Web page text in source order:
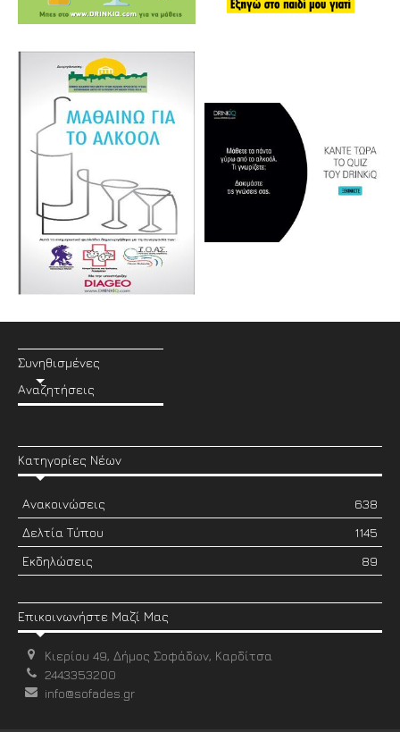
Συνηθισμένες
Αναζητήσεις
Κατηγορίες Νέων
Ανακοινώσεις
638
Δελτία Τύπου
1145
Εκδηλώσεις
89
Επικοινωνήστε Μαζί Μας
Κιερίου 49, Δήμος Σοφάδων, Καρδίτσα
2443353200
info@sofades.gr